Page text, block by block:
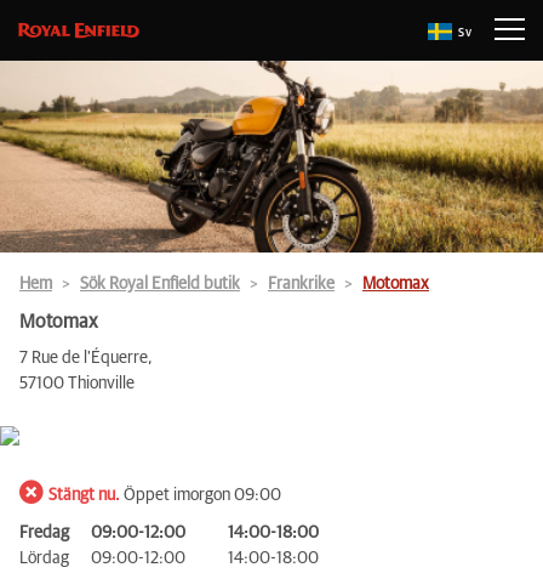
Sv
Hem Sök Royal Enfield butik Frankrike Motomax
Motomax
7 Rue de l'Équerre,
57100 Thionville
Stängt nu. Öppet imorgon 09:00
Fredag 09:00-12:00
14:00-18:00
Lördag
09:00-12:00
14:00-18:00